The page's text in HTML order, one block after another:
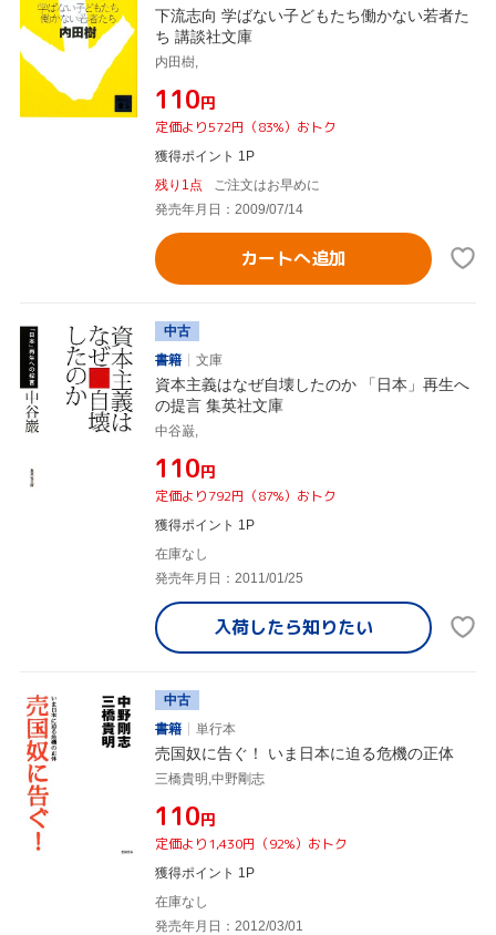
下流志向 学ばない子どもたち働かない若者た
ち 講談社文庫
内田樹,
¥110円
定価より572円（83%）おトク
獲得ポイント 1P
残り1点
ご注文はお早めに
発売年月日：2009/07/14
カートへ追加
中古
書籍
文庫
資本主義はなぜ自壊したのか 「日本」再生へ
の提言 集英社文庫
中谷巌,
¥110円
定価より792円（87%）おトク
獲得ポイント 1P
在庫なし
発売年月日：2011/01/25
入荷したら知りたい
中古
書籍
単行本
売国奴に告ぐ！ いま日本に迫る危機の正体
三橋貴明,中野剛志
¥110円
定価より1,430円（92%）おトク
獲得ポイント 1P
在庫なし
発売年月日：2012/03/01